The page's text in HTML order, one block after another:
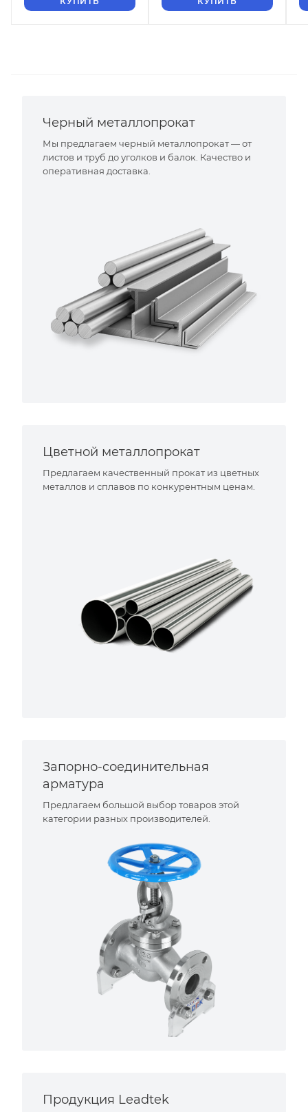
Черный металлопрокат
Мы предлагаем черный металлопрокат — от
листов и труб до уголков и балок. Качество и
оперативная доставка.
Цветной металлопрокат
Предлагаем качественный прокат из цветных
металлов и сплавов по конкурентным ценам.
Запорно-соединительная
арматура
Предлагаем большой выбор товаров этой
категории разных производителей.
Продукция Leadtek